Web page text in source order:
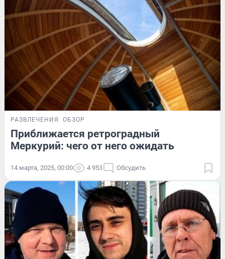
РАЗВЛЕЧЕНИЯ ОБЗОР
Приближается ретроградный
Меркурий: чего от него ожидать
14 марта, 2025, 00:00 4 953 Обсудить